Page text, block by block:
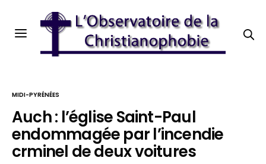
MIDI-PYRÉNÉES
Auch : l’église Saint-Paul
endommagée par l’incendie
crminel de deux voitures